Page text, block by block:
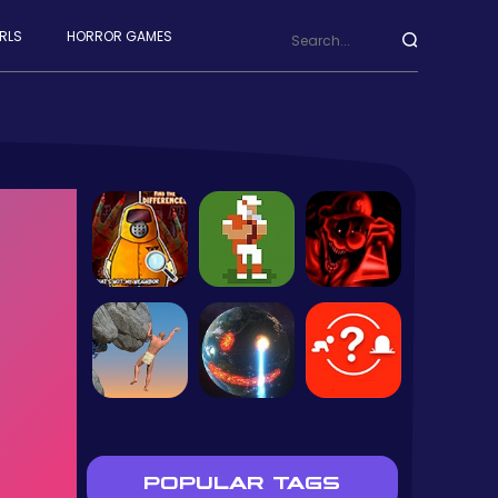
HORROR GAMES
POPULAR TAGS